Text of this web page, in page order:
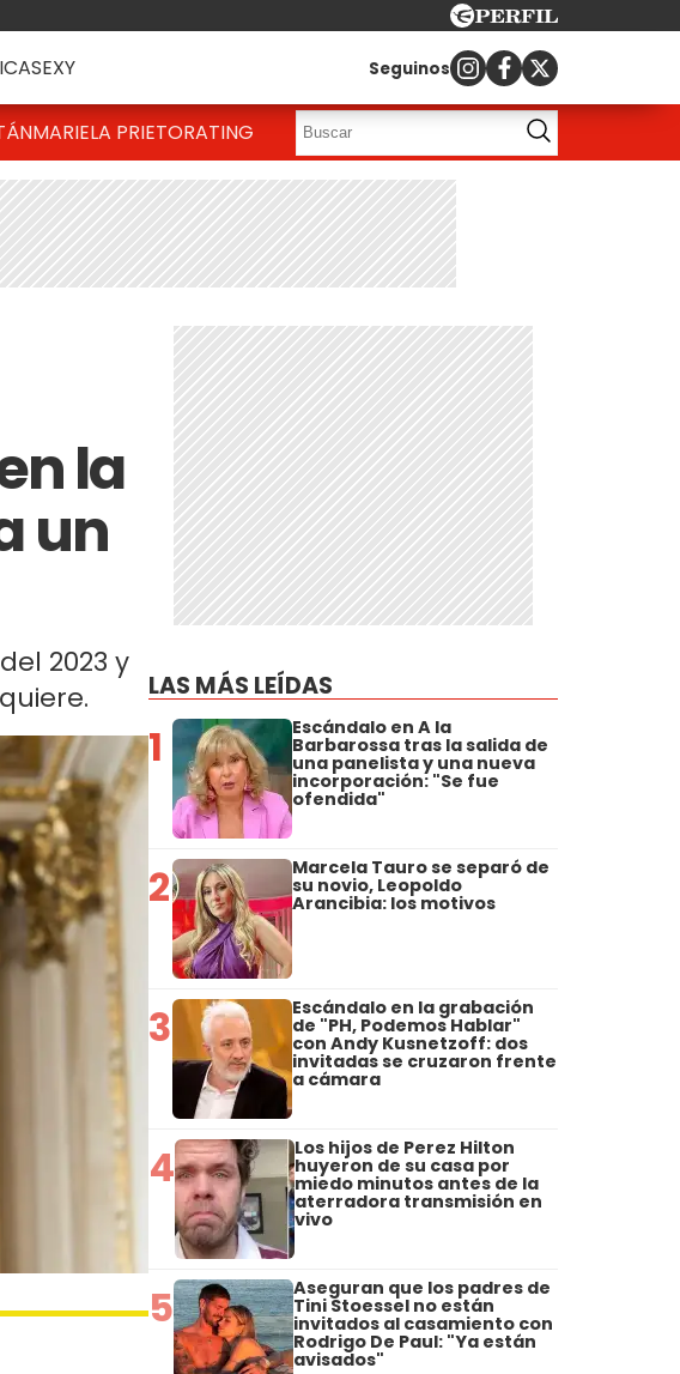
SEXY Seguinos
MARIELA PRIETORATING
la
un
2023 y
LAS MÁS LEÍDAS
1 Escándalo en A la
Barbarossa tras la salida de
una panelista y una nueva
incorporación: "Se fue
ofendida"
2 Marcela Tauro se separó de
su novio, Leopoldo
Arancibia: los motivos
3 Escándalo en la grabación
de "PH, Podemos Hablar"
con Andy Kusnetzoff: dos
invitadas se cruzaron frente
a cámara
4 Los hijos de Perez Hilton
huyeron de su casa por
miedo minutos antes de la
aterradora transmisión en
vivo
5 Aseguran que los padres de
Tini Stoessel no están
invitados al casamiento con
Rodrigo De Paul: "Ya están
avisados"